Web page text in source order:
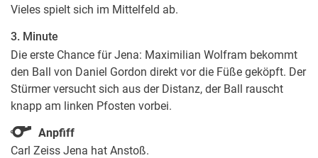
Vieles spielt sich im Mittelfeld ab.
3. Minute
Die erste Chance für Jena: Maximilian Wolfram bekommt
den Ball von Daniel Gordon direkt vor die Füße geköpft. Der
Stürmer versucht sich aus der Distanz, der Ball rauscht
knapp am linken Pfosten vorbei.
Anpfiff
Carl Zeiss Jena hat Anstoß.